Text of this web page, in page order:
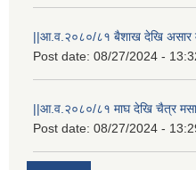
||आ.व.२०८०/८१ बैशाख देखि असार
Post date: 08/27/2024 -
||आ.व.२०८०/८१ माघ देखि चैत्र
Post date: 08/27/2024 -